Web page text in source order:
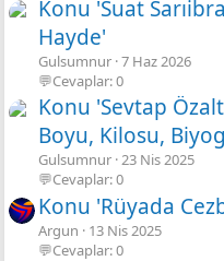
Konu 'Suat
Hayde'
Gulsumnur 7 Haz 2026
💬Cevaplar: 0
Konu 'Sevtap
Boyu, Kilosu,
Gulsumnur 23 Nis 2025
💬Cevaplar: 0
Konu 'Rüyada
Argun
13 Nis 2025
💬Cevaplar: 0